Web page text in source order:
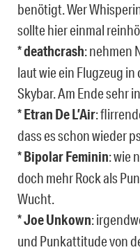
benötigt. Wer
sollte hier einmal
*deathcrash: nehmen
laut wie ein Flugzeug
Skybar. Am Ende sehr
*Etran De L’Air:
dass es schon wieder
*Bipolar Feminin: wie
doch mehr Rock als
Wucht.
*Joe Unkown:
und Punkattitude von